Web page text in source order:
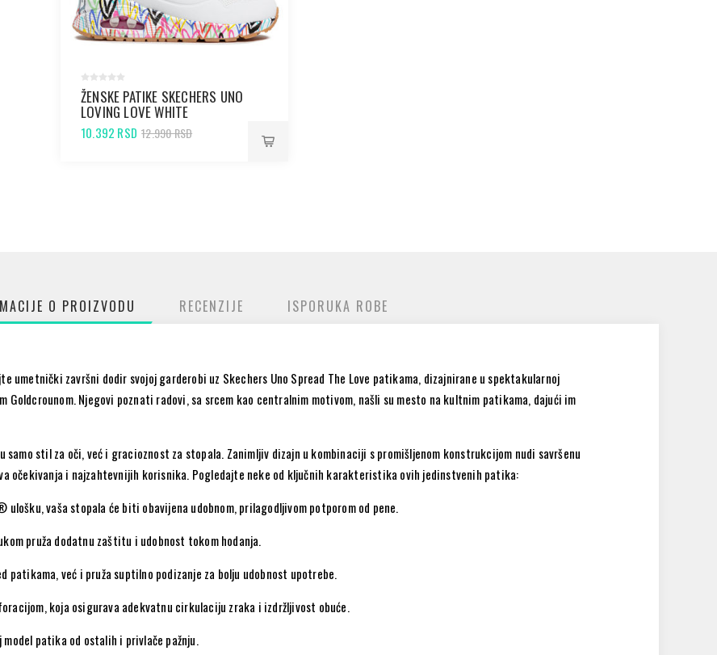
ŽENSKE PATIKE SKECHERS UNO
LOVING LOVE WHITE
DURABUCK/MULTI COLORED
10.392 RSD 12.990 RSD
O PROIZVODU RECENZIJE ISPORUKA ROBE
umetnički završni dodir svojoj garderobi uz Skechers Uno Spread The Love patikama, dizajnirane u spektakularnoj
Goldcrounom. Njegovi poznati radovi, sa srcem kao centralnim motivom, našli su mesto na kultnim patikama, dajući im
stil za oči, već i gracioznost za stopala. Zanimljiv dizajn u kombinaciji s promišljenom konstrukcijom nudi savršenu
očekivanja i najzahtevnijih korisnika. Pogledajte neke od ključnih karakteristika ovih jedinstvenih patika:
ulošku, vaša stopala će biti obavijena udobnom, prilagodljivom potporom od pene.
pruža dodatnu zaštitu i udobnost tokom hodanja.
patikama, već i pruža suptilno podizanje za bolju udobnost upotrebe.
koja osigurava adekvatnu cirkulaciju zraka i izdržljivost obuće.
patika od ostalih i privlače pažnju.